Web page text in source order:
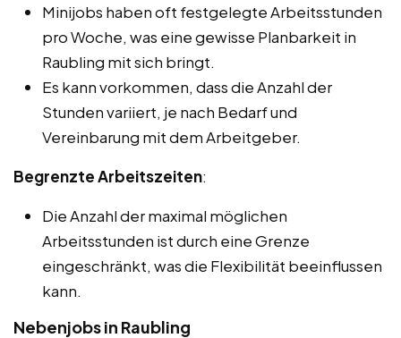
Minijobs haben oft festgelegte Arbeitsstunden
pro Woche, was eine gewisse Planbarkeit in
Raubling mit sich bringt.
Es kann vorkommen, dass die Anzahl der
Stunden variiert, je nach Bedarf und
Vereinbarung mit dem Arbeitgeber.
Begrenzte Arbeitszeiten:
Die Anzahl der maximal möglichen
Arbeitsstunden ist durch eine Grenze
eingeschränkt, was die Flexibilität beeinflussen
kann.
Nebenjobs in Raubling